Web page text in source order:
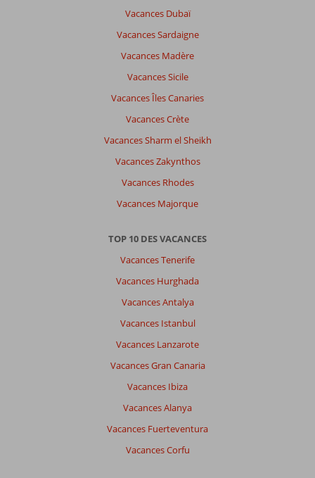
Vacances Dubaï
Vacances Sardaigne
Vacances Madère
Vacances Sicile
Vacances Îles Canaries
Vacances Crète
Vacances Sharm el Sheikh
Vacances Zakynthos
Vacances Rhodes
Vacances Majorque
TOP 10 DES VACANCES
Vacances Tenerife
Vacances Hurghada
Vacances Antalya
Vacances Istanbul
Vacances Lanzarote
Vacances Gran Canaria
Vacances Ibiza
Vacances Alanya
Vacances Fuerteventura
Vacances Corfu